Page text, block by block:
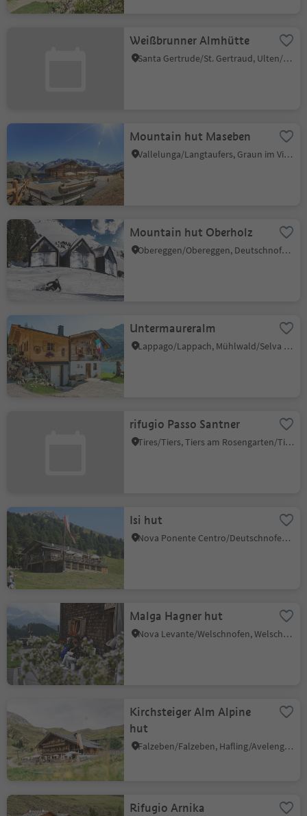
Weißbrunner Almhütte
Santa Gertrude/St. Gertraud, Ulten/Ultimo, Meran/Merano and environs
Mountain hut Maseben
Vallelunga/Langtaufers, Graun im Vinschgau/Curon Venosta, Vinschgau/Val Venosta
Mountain hut Oberholz
Obereggen/Obereggen, Deutschnofen/Nova Ponente, Dolomites Region Eggental
Untermaureralm
Lappago/Lappach, Mühlwald/Selva dei Molini, Ahrntal/Valle Aurina
rifugio Passo Santner
Tires/Tiers, Tiers am Rosengarten/Tires al Catinaccio, Dolomites Region Seiser Alm
Isi hut
Nova Ponente Centro/Deutschnofen Dorf, Deutschnofen/Nova Ponente, Dolomites Region Eggental
Malga Hagner hut
Nova Levante/Welschnofen, Welschnofen/Nova Levante, Dolomites Region Eggental
Kirchsteiger Alm Alpine
hut
Falzeben/Falzeben, Hafling/Avelengo, Meran/Merano and environs
Rifugio Arnika